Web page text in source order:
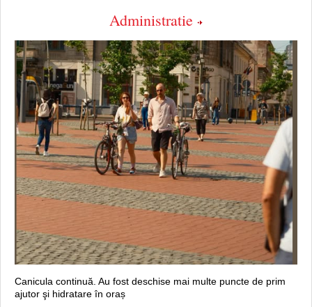
Administratie
Canicula continuă. Au fost deschise mai multe puncte de prim
ajutor şi hidratare în oraș